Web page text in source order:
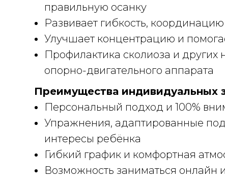
правильную осанку
Развивает гибкость,
Улучшает концентрацию и
Профилактика сколиоза и других
опорно-двигательного аппарата
Преимущества индивидуальных
Персональный подход и 100%
Упражнения, адаптированные
интересы ребёнка
Гибкий график и комфортная
Возможность заниматься онлайн